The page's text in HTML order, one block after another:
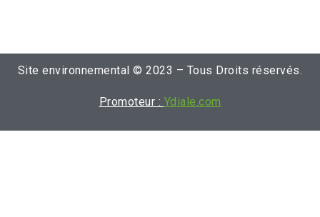
Site environnemental © 2023 – Tous Droits réservés.
Promoteur : Ydiale.com